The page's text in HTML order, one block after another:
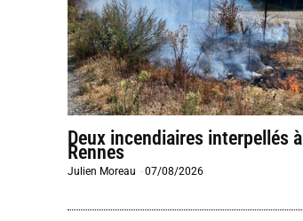
Deux incendiaires interpellés à
Rennes
Julien Moreau -07/08/2026